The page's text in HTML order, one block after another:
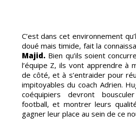
C’est dans cet environnement qu’
doué mais timide, fait la
Majid. Bien qu’ils soient
l’équipe Z, ils vont apprendre à
de côté, et à s’entraider pour
impitoyables du coach Adrien.
coéquipiers devront
football, et montrer leurs
gagner leur place au sein de ce